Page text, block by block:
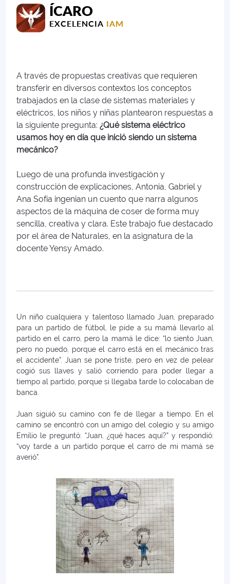
ÍCARO
EXCELENCIA IAM
A través de propuestas creativas que requieren
transferir en diversos contextos los conceptos
trabajados en la clase de sistemas materiales y
eléctricos, los niños y niñas plantearon respuestas a
la siguiente pregunta: ¿Qué sistema eléctrico
usamos hoy en día que inició siendo un sistema
mecánico?
Luego de una profunda investigación y
construcción de explicaciones, Antonia, Gabriel y
Ana Sofía ingenian un cuento que narra algunos
aspectos de la máquina de coser de forma muy
sencilla, creativa y clara. Este trabajo fue destacado
por el área de Naturales, en la asignatura de la
docente Yensy Amado.
Un niño cualquiera y talentoso llamado Juan, preparado
para un partido de fútbol, le pide a su mamá llevarlo al
partido en el carro, pero la mamá le dice: “lo siento Juan,
pero no puedo, porque el carro está en el mecánico tras
el accidente”. Juan se pone triste, pero en vez de pelear
cogió sus llaves y salió corriendo para poder llegar a
tiempo al partido, porque si llegaba tarde lo colocaban de
banca.
Juan siguió su camino con fe de llegar a tiempo. En el
camino se encontró con un amigo del colegio y su amigo
Emilio le preguntó: “Juan, ¿qué haces aquí?” y respondió:
“voy tarde a un partido porque el carro de mi mamá se
averió”.